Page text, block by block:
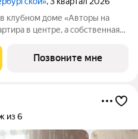
клубном доме «Авторы на
в центре, а собственная
искусство и сервис
Позвоните мне
из 6